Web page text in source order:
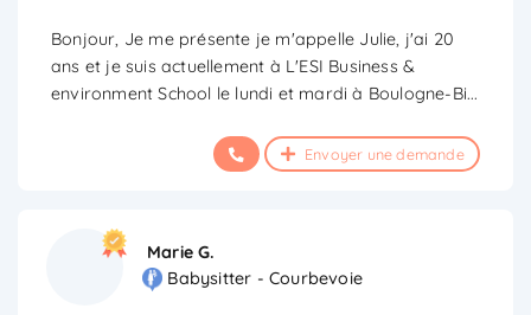
Bonjour, Je me présente je m'appelle Julie, j'ai 20
ans et je suis actuellement à L'ESI Business &
environment School le lundi et mardi à Boulogne-Bi...
Envoyer une demande
Marie G.
Babysitter - Courbevoie